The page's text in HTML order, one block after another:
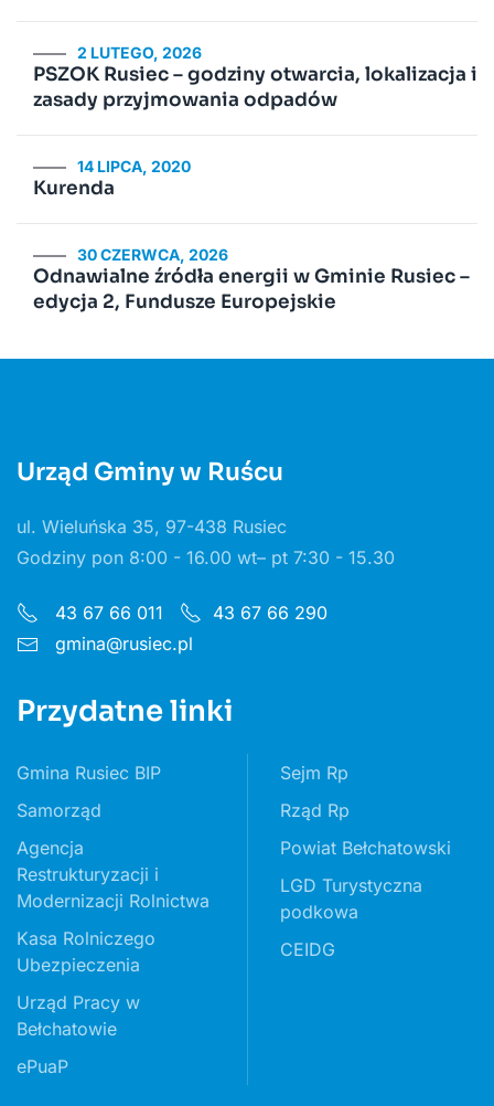
2 LUTEGO, 2026
PSZOK Rusiec – godziny otwarcia, lokalizacja i
zasady przyjmowania odpadów
14 LIPCA, 2020
Kurenda
30 CZERWCA, 2026
Odnawialne źródła energii w Gminie Rusiec –
edycja 2, Fundusze Europejskie
Urząd Gminy w Ruścu
ul. Wieluńska 35, 97-438 Rusiec
Godziny pon 8:00 - 16.00 wt– pt 7:30 - 15.30
43 67 66 011
43 67 66 290
gmina@rusiec.pl
Przydatne linki
Gmina Rusiec BIP
Samorząd
Agencja
Restrukturyzacji i
Modernizacji Rolnictwa
Kasa Rolniczego
Ubezpieczenia
Urząd Pracy w
Bełchatowie
ePuaP
Sejm Rp
Rząd Rp
Powiat Bełchatowski
LGD Turystyczna
podkowa
CEIDG